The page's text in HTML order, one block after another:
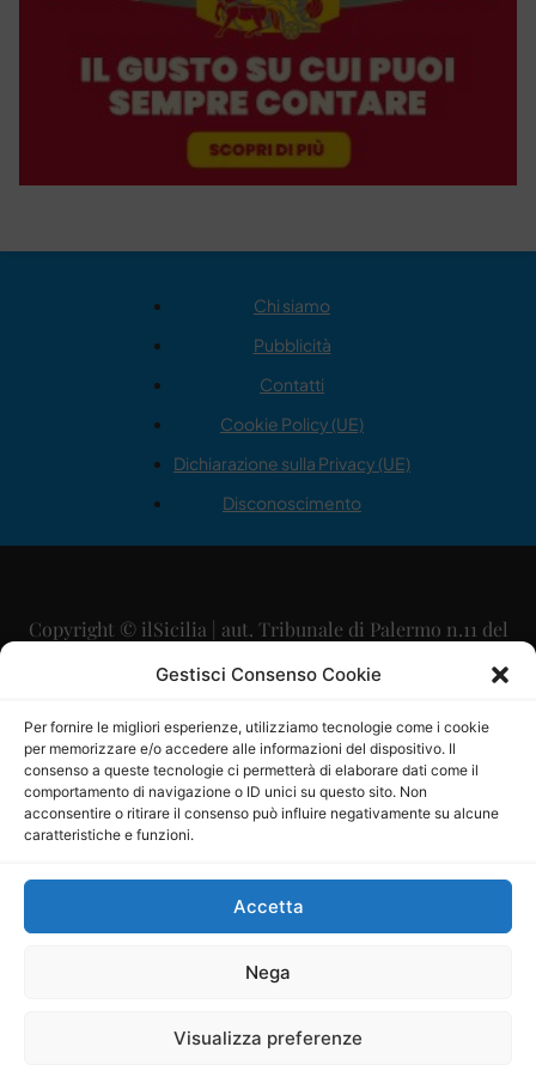
Gestisci Consenso Cookie
Per fornire le migliori esperienze, utilizziamo tecnologie come i cookie
per memorizzare e/o accedere alle informazioni del dispositivo. Il
consenso a queste tecnologie ci permetterà di elaborare dati come il
comportamento di navigazione o ID unici su questo sito. Non
acconsentire o ritirare il consenso può influire negativamente su alcune
caratteristiche e funzioni.
Accetta
Nega
Visualizza preferenze
Chi siamo
Pubblicità
Contatti
Cookie Policy (UE)
Dichiarazione sulla Privacy (UE)
Disconoscimento
Copyright © ilSicilia | aut. Tribunale di Palermo n.11 del
29/09/2015
Direttore Editoriale: Maurizio Scaglione
Direttore Responsabile: Maria Calabrese
P.IVA: 06334930820
Mercurio Comunicazione Società Cooperativa a r.l. è
iscritta al Registro degli Operatori di Comunicazione al
Sito gestito daLa Digitale srl–info@ladigitale.it